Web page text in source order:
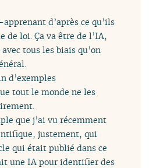
d’après ce qu’ils
de loi. Ça va être de l’IA,
tous les biais qu’on
d’exemples
tout le monde ne les
que j’ai vu récemment
justement, qui
qui était publié dans ce
une IA pour identifier des